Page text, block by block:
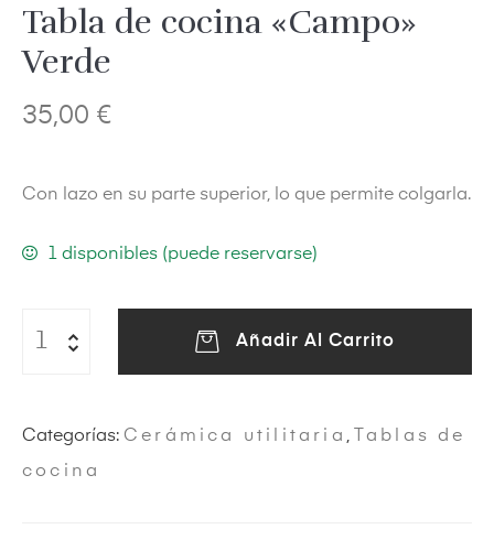
Tabla de cocina «Campo»
Verde
35,00 €
Con lazo en su parte superior, lo que permite colgarla.
1 disponibles (puede reservarse)
Añadir Al Carrito
Categorías: Cerámica utilitaria ,
Tablas de
cocina